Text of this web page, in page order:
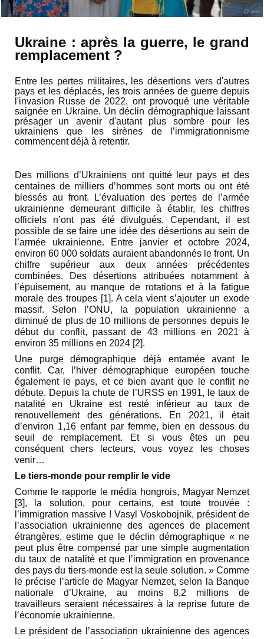
Ukraine : après la guerre, le grand
remplacement ?
Entre les pertes militaires, les désertions vers d'autres
pays et les déplacés, les trois années de guerre depuis
l'invasion Russe de 2022, ont provoqué une véritable
saignée en Ukraine. Un déclin démographique laissant
présager un avenir d'autant plus sombre pour les
ukrainiens que les sirènes de l’immigrationnisme
commencent déjà à retentir.
Des millions d’Ukrainiens ont quitté leur pays et des
centaines de milliers d’hommes sont morts ou ont été
blessés au front. L’évaluation des pertes de l’armée
ukrainienne demeurant difficile à établir, les chiffres
officiels n’ont pas été divulgués. Cependant, il est
possible de se faire une idée des désertions au sein de
l’armée ukrainienne. Entre janvier et octobre 2024,
environ 60 000 soldats auraient abandonnés le front. Un
chiffre supérieur aux deux années précédentes
combinées. Des désertions attribuées notamment à
l’épuisement, au manque de rotations et à la fatigue
morale des troupes [1]. A cela vient s’ajouter un exode
massif. Selon l’ONU, la population ukrainienne a
diminué de plus de 10 millions de personnes depuis le
début du conflit, passant de 43 millions en 2021 à
environ 35 millions en 2024 [2].
Une purge démographique déjà entamée avant le
conflit. Car, l’hiver démographique européen touche
également le pays, et ce bien avant que le conflit ne
débute. Depuis la chute de l’URSS en 1991, le taux de
natalité en Ukraine est resté inférieur au taux de
renouvellement des générations. En 2021, il était
d’environ 1,16 enfant par femme, bien en dessous du
seuil de remplacement. Et si vous êtes un peu
conséquent chers lecteurs, vous voyez les choses
venir…
Le tiers-monde pour remplir le vide
Comme le rapporte le média hongrois, Magyar Nemzet
[3], la solution, pour certains, est toute trouvée :
l’immigration massive ! Vasyl Voskobojnik, président de
l’association ukrainienne des agences de placement
étrangères, estime que le déclin démographique « ne
peut plus être compensé par une simple augmentation
du taux de natalité et que l’immigration en provenance
des pays du tiers-monde est la seule solution. » Comme
le précise l’article de Magyar Nemzet, selon la Banque
nationale d’Ukraine, au moins 8,2 millions de
travailleurs seraient nécessaires à la reprise future de
l’économie ukrainienne.
Le président de l’association ukrainienne des agences